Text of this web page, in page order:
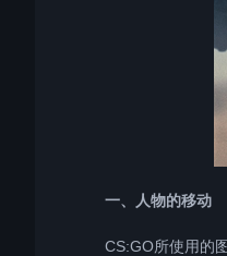
一、人物的移动
CS:GO所使用的图